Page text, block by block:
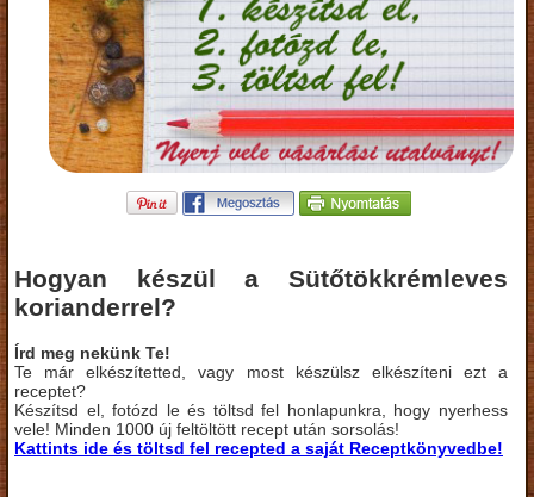
Hogyan készül a Sütőtökkrémleves
korianderrel?
Írd meg nekünk Te!
Te már elkészítetted, vagy most készülsz elkészíteni ezt a
receptet?
Készítsd el, fotózd le és töltsd fel honlapunkra, hogy nyerhess
vele! Minden 1000 új feltöltött recept után sorsolás!
Kattints ide és töltsd fel recepted a saját Receptkönyvedbe!